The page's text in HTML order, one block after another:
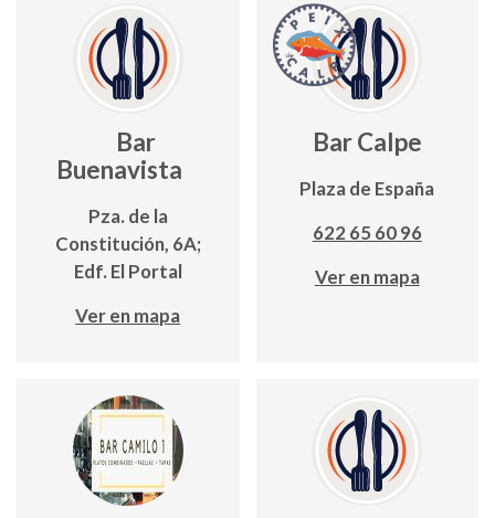
Bar
Buenavista
Pza. de la
Constitución, 6A;
Edf. El Portal
Ver en mapa
Bar Calpe
Plaza de España
622 65 60 96
Ver en mapa